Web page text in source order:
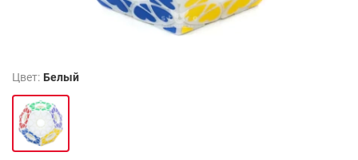
Цвет: Белый